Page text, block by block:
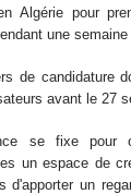
Algérie pour
une
de candidature
avant le 27
se fixe pour
un espace de
d'apporter un